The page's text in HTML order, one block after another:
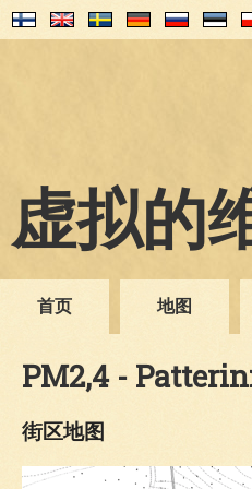
虚拟的
首页 地图
PM2,4 -
街区地图